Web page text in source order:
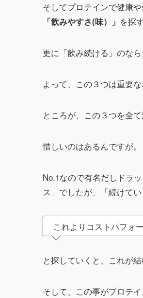
そしてプロテインで健康
「飲みやすさ(味）」 を探
更に「飲み続ける」のな
よって、この３つは重要
ところが、この３つを全
惜しいのはあるんですが。
No.1なので有名だしドラ
ス」でしたが、「続けてい
これよりコストパフォ
と探していくと、これが結
そして、この事がプロテ